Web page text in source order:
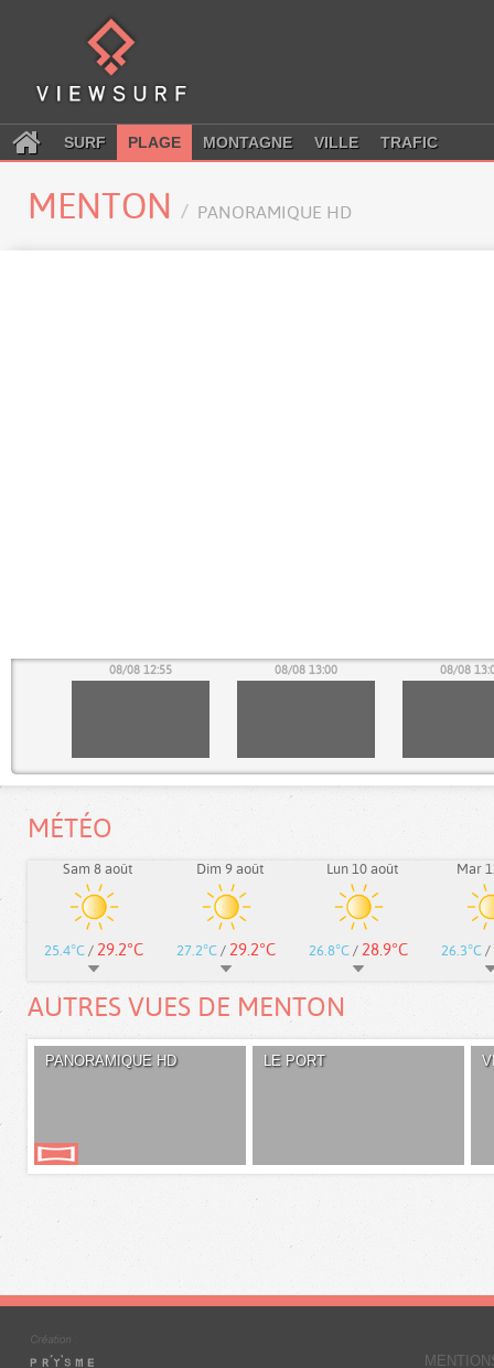
SURF PLAGE MONTAGNE VILLE TRAFIC
MENTON PANORAMIQUE HD
08/08 12:55 08/08 13:00 08/08
MÉTÉO
Sam 8 août
25.4°C / 29.2°C
Dim 9 août
27.2°C / 29.2°C
Lun 10 août
26.8°C / 28.9°C
Mar
26.3°C /
AUTRES VUES DE MENTON
PANORAMIQUE HD LE PORT